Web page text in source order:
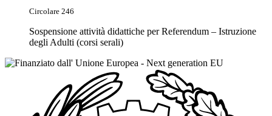
Circolare 246
Sospensione attività didattiche per Referendum – Istruzione
degli Adulti (corsi serali)